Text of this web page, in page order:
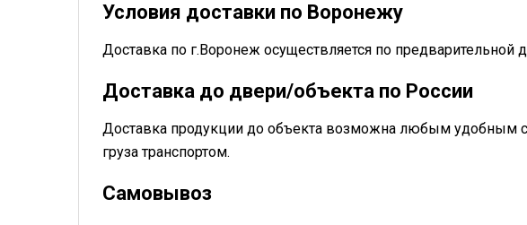
Условия доставки по Воронежу
Доставка по г.Воронеж осуществляется по предварительной
Доставка до двери/объекта по России
Доставка продукции до объекта возможна любым удобным
груза транспортом.
Самовывоз